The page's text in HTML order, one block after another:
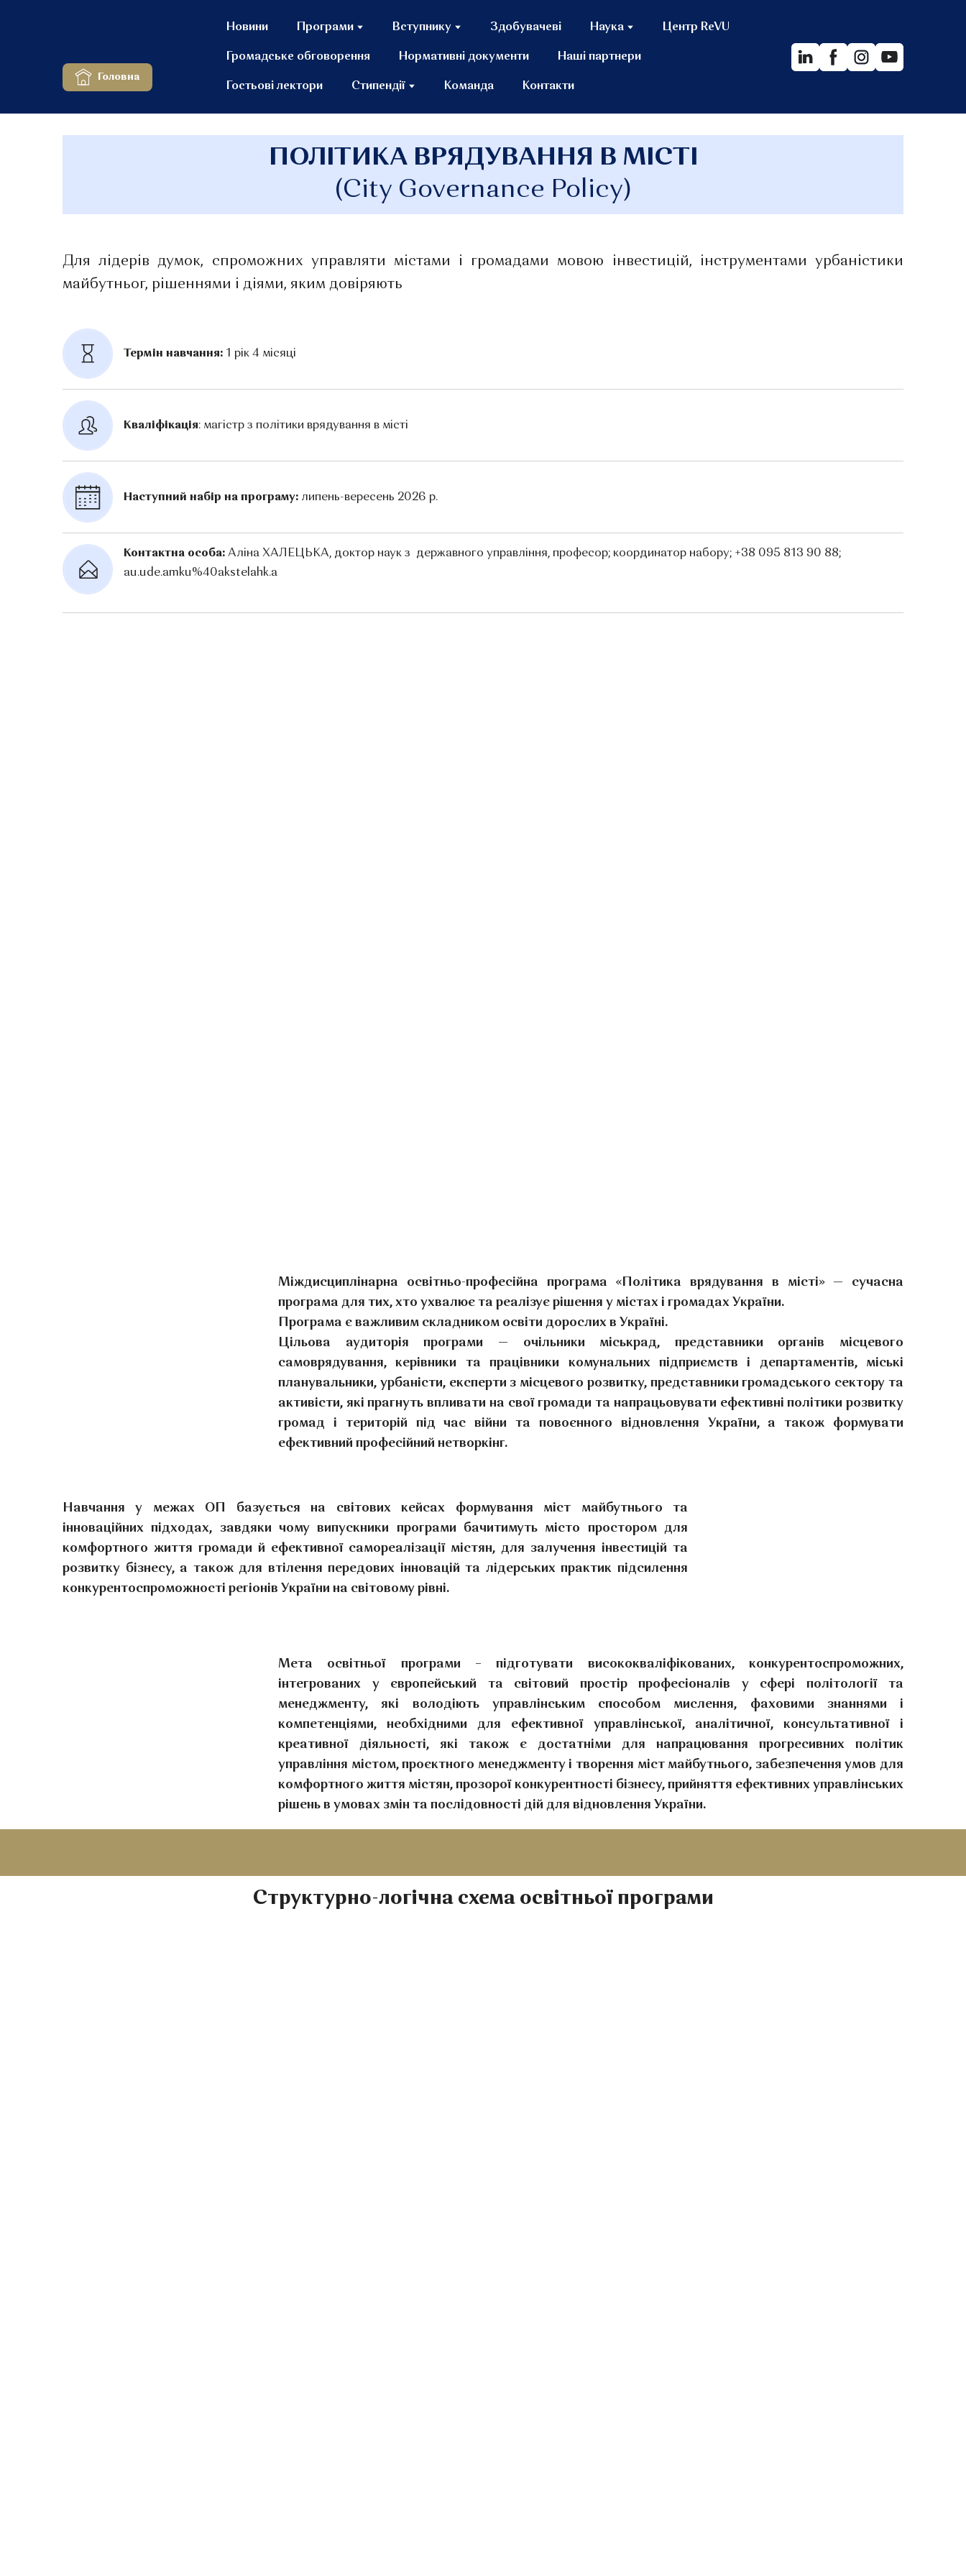
Головна
Новини Програми Вступнику Здобувачеві Наука Центр ReVU
Громадське обговорення Нормативні документи Наші партнери
Гостьові лектори Стипендії Команда Контакти
ПОЛІТИКА ВРЯДУВАННЯ В МІСТІ
(City Governance Policy)
Для лідерів думок, спроможних управляти містами і громадами мовою інвестицій, інструментами урбаністики
майбутньог, рішеннями і діями, яким довіряють
Термін навчання: 1 рік 4 місяці
Кваліфікація: магістр з політики врядування в місті
Наступний набір на програму: липень-вересень 2026 р.
Контактна особа: Аліна ХАЛЕЦЬКА, доктор наук з  державного управління, професор; координатор набору; +38 095 813 90 88;
au.ude.amku%40akstelahk.a
Міждисциплінарна освітньо-професійна програма «Політика врядування в місті» — сучасна
програма для тих, хто ухвалює та реалізує рішення у містах і громадах України.
Програма є важливим складником освіти дорослих в Україні.
Цільова аудиторія програми — очільники міськрад, представники органів місцевого
самоврядування, керівники та працівники комунальних підприємств і департаментів, міські
планувальники, урбаністи, експерти з місцевого розвитку, представники громадського сектору та
активісти, які прагнуть впливати на свої громади та напрацьовувати ефективні політики розвитку
громад і територій під час війни та повоєнного відновлення України, а також формувати
ефективний професійний нетворкінг.
Навчання у межах ОП базується на світових кейсах формування міст майбутнього та
інноваційних підходах, завдяки чому випускники програми бачитимуть місто простором для
комфортного життя громади й ефективної самореалізації містян, для залучення інвестицій та
розвитку бізнесу, а також для втілення передових інновацій та лідерських практик підсилення
конкурентоспроможності регіонів України на світовому рівні.
Мета освітньої програми – підготувати висококваліфікованих, конкурентоспроможних,
інтегрованих у європейський та світовий простір професіоналів у сфері політології та
менеджменту, які володіють управлінським способом мислення, фаховими знаннями і
компетенціями, необхідними для ефективної управлінської, аналітичної, консультативної і
креативної діяльності, які також є достатніми для напрацювання прогресивних політик
управління містом, проєктного менеджменту і творення міст майбутнього, забезпечення умов для
комфортного життя містян, прозорої конкурентності бізнесу, прийняття ефективних управлінських
рішень в умовах змін та послідовності дій для відновлення України.
Структурно-логічна схема освітньої програми